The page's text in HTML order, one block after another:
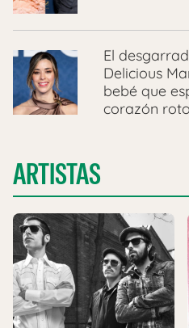
El
Delicious
bebé que
corazón
ARTISTAS